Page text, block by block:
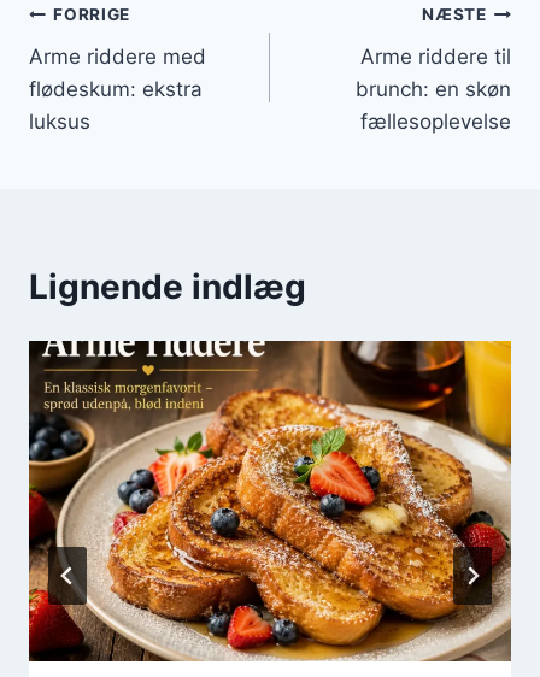
Indlægsnavigation
FORRIGE
Arme riddere med
flødeskum: ekstra
luksus
NÆSTE
Arme riddere til
brunch: en skøn
fællesoplevelse
Lignende indlæg